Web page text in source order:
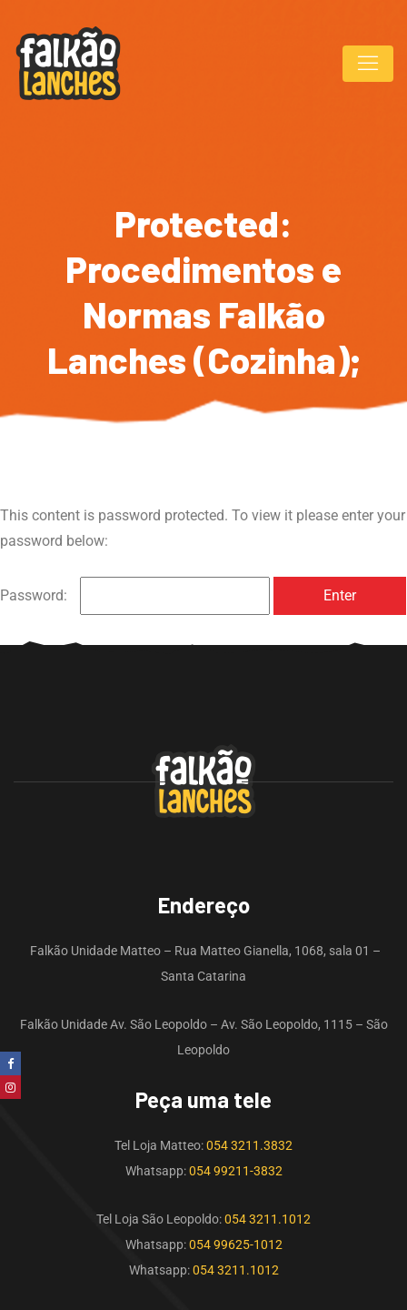
Protected:
Procedimentos e
Normas Falkão
Lanches (Cozinha);
This content is password protected. To view it please enter your
password below:
Password:
Endereço
Falkão Unidade Matteo – Rua Matteo Gianella, 1068, sala 01 –
Santa Catarina
Falkão Unidade Av. São Leopoldo – Av. São Leopoldo, 1115 – São
Leopoldo
Peça uma tele
Tel Loja Matteo:054 3211.3832
Whatsapp:054 99211-3832
Tel Loja São Leopoldo:054 3211.1012
Whatsapp:054 99625-1012
Whatsapp:054 3211.1012